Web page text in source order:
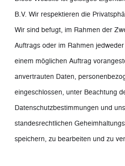
B.V. Wir respektieren die
Wir sind befugt, im Rahmen der
Auftrags oder im Rahmen
einem möglichen Auftrag
anvertrauten Daten,
eingeschlossen, unter Beachtung
Datenschutzbestimmungen und
standesrechtlichen
speichern, zu bearbeiten und zu